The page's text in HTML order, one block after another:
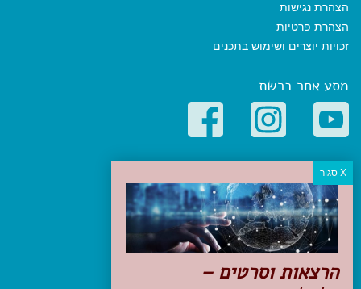
הצהרת נגישות
הצהרת פרטיות
זכויות יוצרים ושימוש בתכנים
מסע אחר ברשת
קטגוריות פופולריות
יעדים
טיולים בישראל
מלונות בוטיק בישראל
טיפים והמלצות
הכנות לנסיעה
הרצאות וסרטים –